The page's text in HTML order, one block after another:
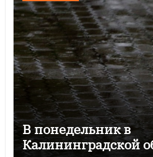
В понедельник в
Калининградской